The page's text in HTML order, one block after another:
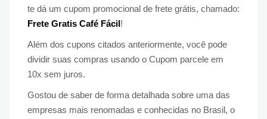
te dá um cupom promocional de frete grátis, chamado:
Frete Gratis Café Fácil !
Além dos cupons citados anteriormente, você pode
dividir suas compras usando o Cupom parcele em
10x sem juros.
Gostou de saber de forma detalhada sobre uma das
empresas mais renomadas e conhecidas no Brasil, o